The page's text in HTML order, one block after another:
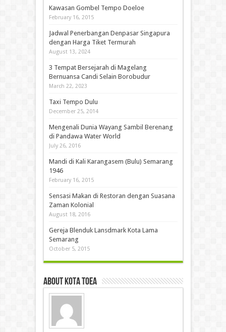
Kawasan Gombel Tempo Doeloe
February 16, 2015
Jadwal Penerbangan Denpasar Singapura
dengan Harga Tiket Termurah
August 13, 2024
3 Tempat Bersejarah di Magelang
Bernuansa Candi Selain Borobudur
March 22, 2023
Taxi Tempo Dulu
December 25, 2014
Mengenali Dunia Wayang Sambil Berenang
di Pandawa Water World
July 26, 2016
Mandi di Kali Karangasem (Bulu) Semarang
1946
February 16, 2015
Sensasi Makan di Restoran dengan Suasana
Zaman Kolonial
August 18, 2016
Gereja Blenduk Lansdmark Kota Lama
Semarang
October 5, 2015
About Kota Toea